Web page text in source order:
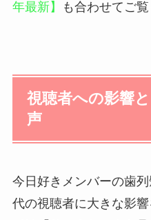
年最新】
も合わせてご覧
視聴者への影響
声
今日好きメンバーの歯
代の視聴者に大きな影